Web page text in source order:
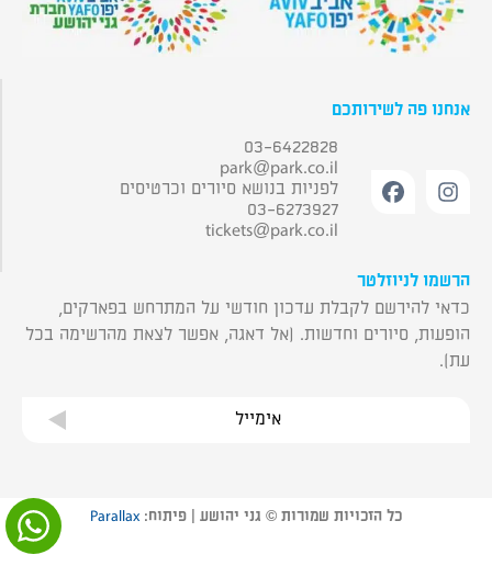
אנחנו פה לשירותכם
03-6422828
park@park.co.il
לפניות בנושא סיורים וכרטיסים
03-6273927
tickets@park.co.il
הרשמו לניוזלטר
כדאי להירשם לקבלת עדכון חודשי על המתרחש בפארקים,
הופעות, סיורים וחדשות. (אל דאגה, אפשר לצאת מהרשימה בכל
עת).
אימייל
כל הזכויות שמורות © גני יהושע | פיתוח: Parallax